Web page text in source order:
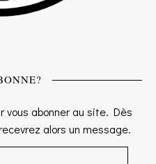
vous abonner au site. Dès
alors un message.